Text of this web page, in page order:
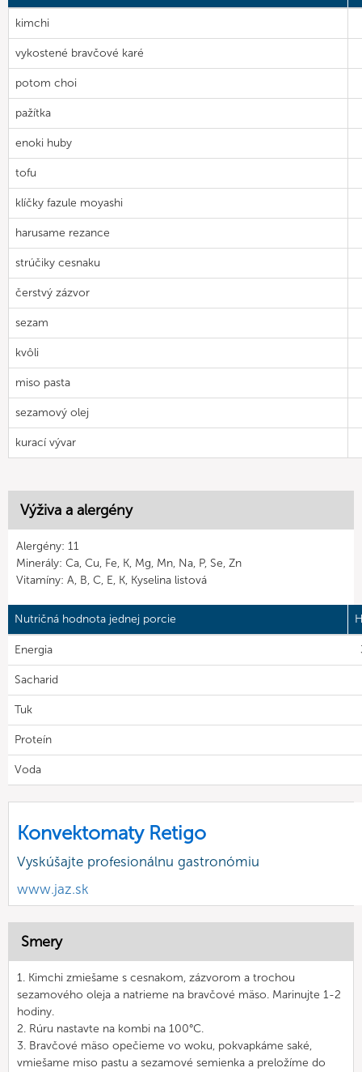
kimchi
vykostené bravčové karé
potom choi
pažítka
enoki huby
tofu
klíčky fazule moyashi
harusame rezance
strúčiky cesnaku
čerstvý zázvor
sezam
kvôli
miso pasta
sezamový olej
kurací vývar
Výživa a alergény
Alergény: 11
Minerály: Ca, Cu, Fe, K, Mg, Mn, Na, P, Se, Zn
Vitamíny: A, B, C, E, K, Kyselina listová
Nutričná hodnota jednej porcie
Energia
Sacharid
Tuk
Proteín
Voda
Konvektomaty Retigo
Vyskúšajte profesionálnu gastronómiu
www.jaz.sk
Smery
1. Kimchi zmiešame s cesnakom, zázvorom a trochou
sezamového oleja a natrieme na bravčové mäso. Marinujte 1-2
hodiny.
2. Rúru nastavte na kombi na 100°C.
3. Bravčové mäso opečieme vo woku, pokvapkáme saké,
vmiešame miso pastu a sezamové semienka a preložíme do